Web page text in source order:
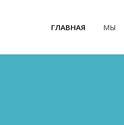
ГЛАВНАЯ (CURRENT)
МЫ